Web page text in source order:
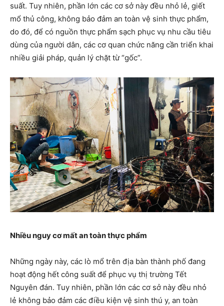
suất. Tuy nhiên, phần lớn các cơ sở này đều nhỏ lẻ, giết
mổ thủ công, không bảo đảm an toàn vệ sinh thực phẩm,
do đó, để có nguồn thực phẩm sạch phục vụ nhu cầu tiêu
dùng của người dân, các cơ quan chức năng cần triển khai
nhiều giải pháp, quản lý chặt từ “gốc”.
Nhiều nguy cơ mất an toàn thực phẩm
Những ngày này, các lò mổ trên địa bàn thành phố đang
hoạt động hết công suất để phục vụ thị trường Tết
Nguyên đán. Tuy nhiên, phần lớn các cơ sở này đều nhỏ
lẻ không bảo đảm các điều kiện vệ sinh thú y, an toàn